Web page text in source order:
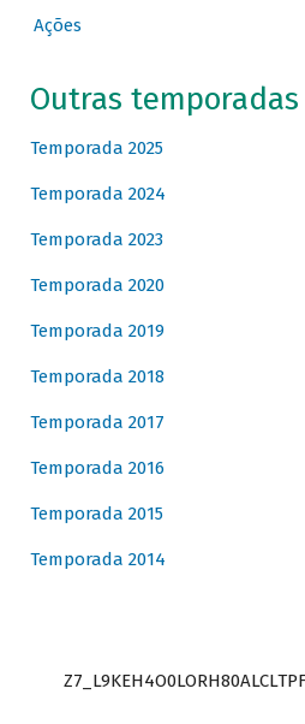
Ações
Outras temporadas
Temporada 2025
Temporada 2024
Temporada 2023
Temporada 2020
Temporada 2019
Temporada 2018
Temporada 2017
Temporada 2016
Temporada 2015
Temporada 2014